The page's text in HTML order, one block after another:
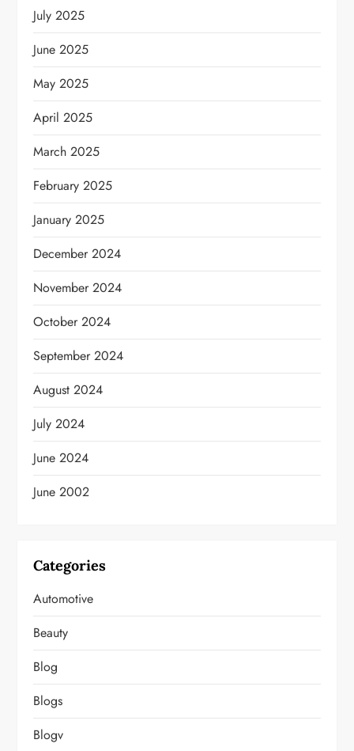
July 2025
June 2025
May 2025
April 2025
March 2025
February 2025
January 2025
December 2024
November 2024
October 2024
September 2024
August 2024
July 2024
June 2024
June 2002
Categories
Automotive
Beauty
Blog
Blogs
Blogv